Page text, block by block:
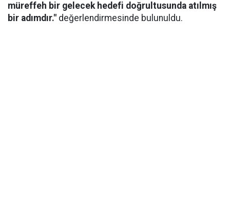
müreffeh bir gelecek hedefi doğrultusunda atılmış
bir adımdır." değerlendirmesinde bulunuldu.